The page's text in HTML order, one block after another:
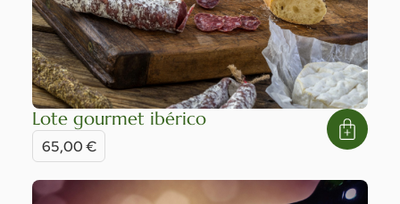
Lote gourmet ibérico
65,00€